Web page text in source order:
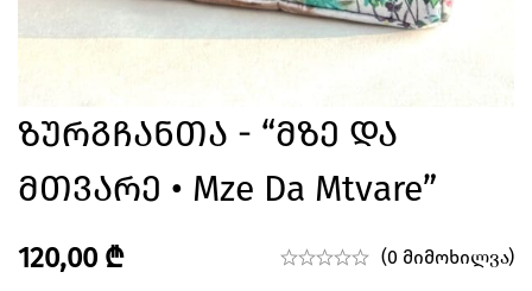
Ზურგჩანთა - “მზე Და
Მთვარე • Mze Da Mtvare”
120,00 ₾ (0 მიმოხილვა)